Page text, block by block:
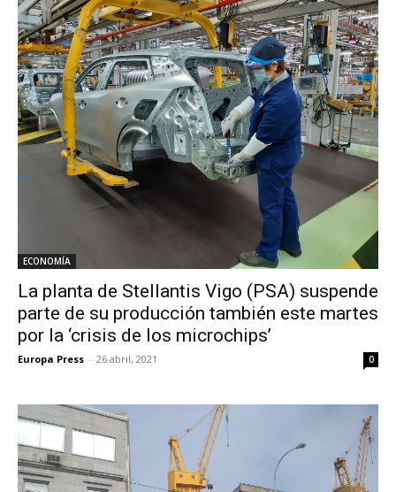
ECONOMÍA
La planta de Stellantis Vigo (PSA) suspende
parte de su producción también este martes
por la ‘crisis de los microchips’
Europa Press - 26 abril, 2021 0